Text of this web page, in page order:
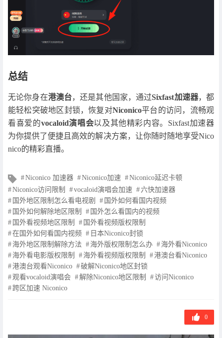
总结
无论你身在港澳台，还是其他国家，通过Sixfast加速器，都
能轻松突破地区封锁，恢复对Niconico平台的访问，流畅观
看喜爱的vocaloid演唱会以及其他精彩内容。Sixfast加速器
为你提供了便捷且高效的解决方案，让你随时随地享受Nico
nico的精彩直播。
文
章
标
签
Niconico 加速器 Niconico加速
Niconico延迟卡顿
Niconico访问限制
vocaloid演唱会加速
六快加速器
国外地区限制怎么看电视剧
国外如何看国内视频
国外如何解除地区限制
国外怎么看国内的视频
国外看视频地区限制
国外看视频版权限制
在国外如何看国内视频
日本Niconico封锁
海外地区限制解除方法
海外版权限制怎么办
海外看Niconico
海外看电影版权限制
海外看视频版权限制
港澳台看Niconico
港澳台观看Niconico
破解Niconico地区封锁
观看vocaloid演唱会
解除Niconico地区限制
访问Niconico
跨区加速 Niconico
0